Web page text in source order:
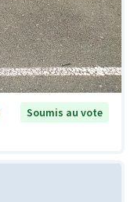
Soumis au vote